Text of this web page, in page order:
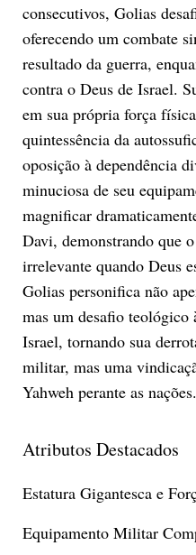
consecutivos, Golias
oferecendo um combate
resultado da guerra,
contra o Deus de Israel.
em sua própria força
quintessência da
oposição à dependência
minuciosa de seu
magnificar
Davi, demonstrando que
irrelevante quando Deus
Golias personifica não
mas um desafio teológico
Israel, tornando sua
militar, mas uma
Yahweh perante as nações.
Atributos Destacados
Estatura Gigantesca e
Equipamento Militar